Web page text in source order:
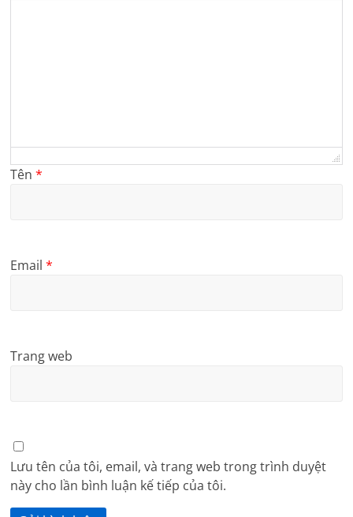
Tên*
Email*
Trang web
Lưu tên của tôi, email, và trang web trong trình duyệt
này cho lần bình luận kế tiếp của tôi.